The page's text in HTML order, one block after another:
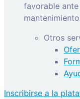
favorable
Otros
Inscribirse a la